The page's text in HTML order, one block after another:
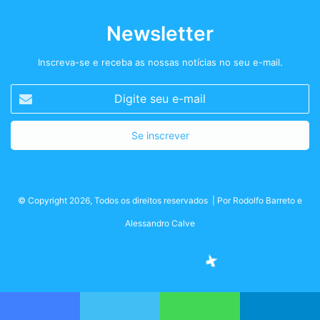
Newsletter
Inscreva-se e receba as nossas notícias no seu e-mail.
seu
e-
© Copyright 2026, Todos os direitos reservados | Por Rodolfo Barreto e
Alessandro Calve
Instagram